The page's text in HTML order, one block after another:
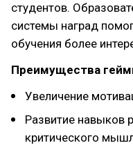
студентов.
системы наград
обучения более
Преимущества
Увеличение
Развитие навыков
критического